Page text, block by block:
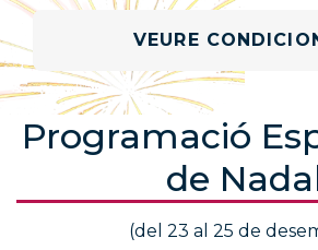
VEURE
Programació
de
(del 23 al 25 de